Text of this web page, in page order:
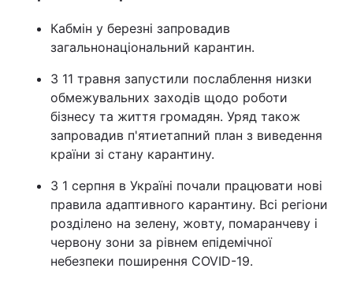
Кабмін у березні запровадив
загальнонаціональний карантин.
З 11 травня запустили послаблення низки
обмежувальних заходів щодо роботи
бізнесу та життя громадян. Уряд також
запровадив п'ятиетапний план з виведення
країни зі стану карантину.
З 1 серпня в Україні почали працювати нові
правила адаптивного карантину. Всі регіони
розділено на зелену, жовту, помаранчеву і
червону зони за рівнем епідемічної
небезпеки поширення COVID-19.